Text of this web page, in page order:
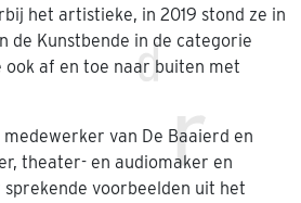
het artistieke, in 2019 stond ze in
de Kunstbende in de categorie
ook af en toe naar buiten met
van De Baaierd en
theater- en audiomaker en
voorbeelden uit het